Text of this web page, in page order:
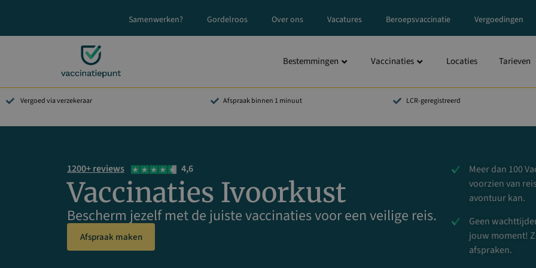
de
Samenwerken? Gordelroos Over ons Vacatures Beroepsvaccinatie Vergoedingen
Bestemmingen Vaccinaties Locaties Tarieven
Vergoed via verzekeraar Afspraak binnen 1 minuut LCR-geregistreerd
1200+ reviews 4,6
Vaccinaties Ivoorkust
Bescherm jezelf met de juiste vaccinaties voor een veilige reis.
Afspraak maken
Meer dan 100
voorzien van
avontuur kan.
Geen
jouw moment!
afspraken.